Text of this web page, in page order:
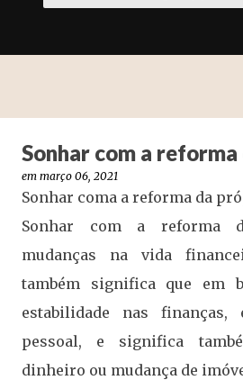
Sonhar com a reforma
em março 06, 2021
Sonhar coma a reforma da
Sonhar com a reforma
mudanças na vida
também significa que em
estabilidade nas finanças,
pessoal, e significa
dinheiro ou mudança de